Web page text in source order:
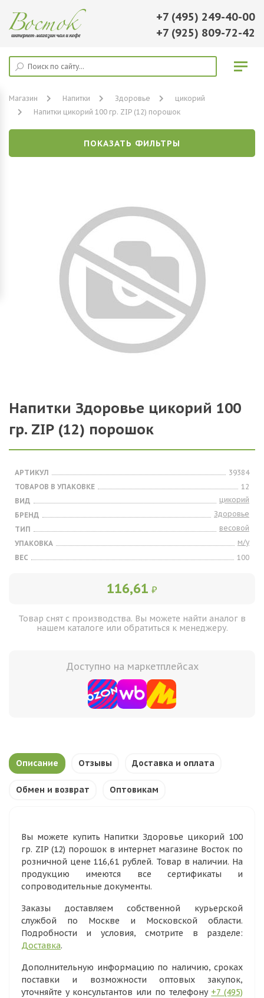
+7 (495) 249-40-00
+7 (925) 809-72-42
Магазин Напитки Здоровье
цикорий
Напитки цикорий 100 гр. ZIP (12) порошок
ПОКАЗАТЬ ФИЛЬТРЫ
Напитки Здоровье цикорий 100
гр. ZIP (12) порошок
АРТИКУЛ
39384
ТОВАРОВ В УПАКОВКЕ
12
ВИД
цикорий
БРЕНД
Здоровье
ТИП
весовой
УПАКОВКА
м/у
ВЕС
100
116,61 ₽
Товар снят с производства. Вы можете найти аналог в
нашем каталоге или обратиться к менеджеру.
Доступно на маркетплейсах
Описание Отзывы Доставка и оплата
Обмен и возврат Оптовикам
Вы можете купить Напитки Здоровье цикорий 100
гр. ZIP (12) порошок в интернет магазине Восток по
розничной цене 116,61 рублей. Товар в наличии. На
продукцию имеются все сертификаты и
сопроводительные документы.
Заказы доставляем собственной курьерской
службой по Москве и Московской области.
Подробности и условия, смотрите в разделе:
Доставка.
Дополнительную информацию по наличию, сроках
поставки и возможности оптовых закупок,
уточняйте у консультантов или по телефону +7 (495)